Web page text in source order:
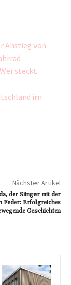
Anstieg von
steckt
im
Nächster Artikel
der Sänger mit der
Feder: Erfolgreiches
Geschichten